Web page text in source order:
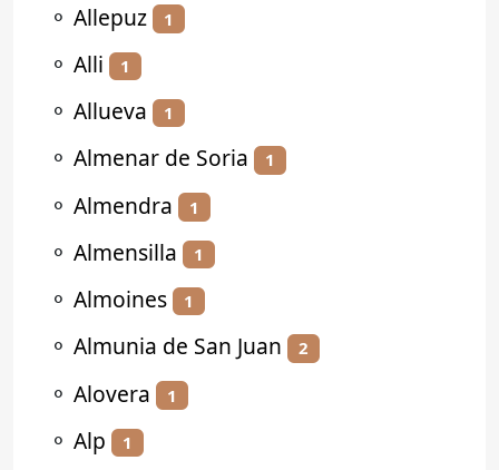
⚬ Allepuz 1
⚬ Alli 1
⚬ Allueva 1
⚬ Almenar de Soria 1
⚬ Almendra 1
⚬ Almensilla 1
⚬ Almoines 1
⚬ Almunia de San Juan 2
⚬ Alovera 1
⚬ Alp 1